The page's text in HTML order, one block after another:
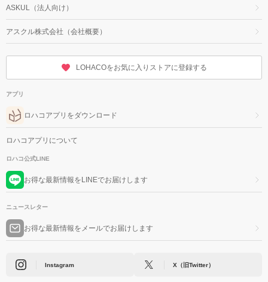
ASKUL（法人向け）
アスクル株式会社（会社概要）
LOHACOをお気に入りストアに登録する
アプリ
ロハコアプリをダウンロード
ロハコアプリについて
ロハコ公式LINE
お得な最新情報をLINEでお届けします
ニュースレター
お得な最新情報をメールでお届けします
Instagram X（旧Twitter）